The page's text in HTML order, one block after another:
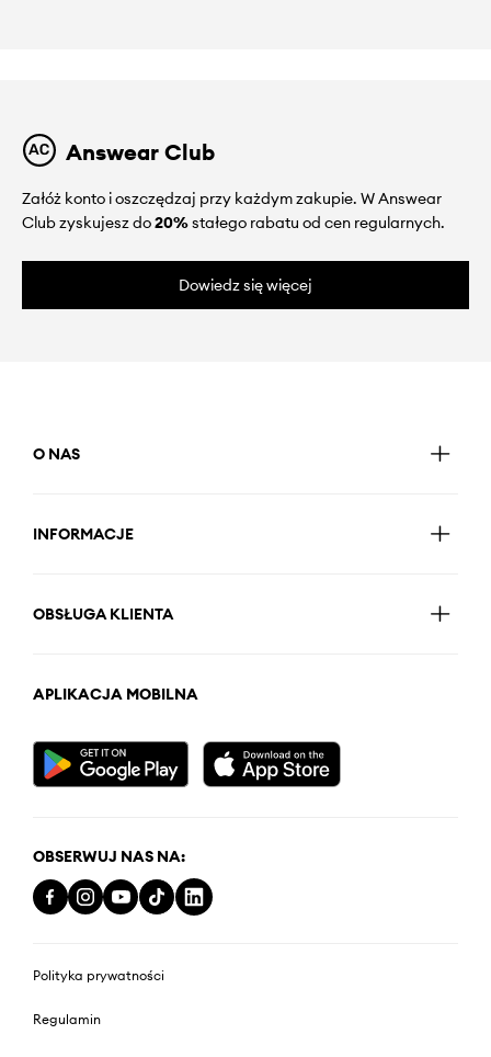
Answear Club
Załóż konto i oszczędzaj przy każdym zakupie. W Answear
Club zyskujesz do20%stałego rabatu od cen regularnych.
Dowiedz się więcej
O NAS
INFORMACJE
OBSŁUGA KLIENTA
APLIKACJA MOBILNA
OBSERWUJ NAS NA:
Polityka prywatności
Regulamin